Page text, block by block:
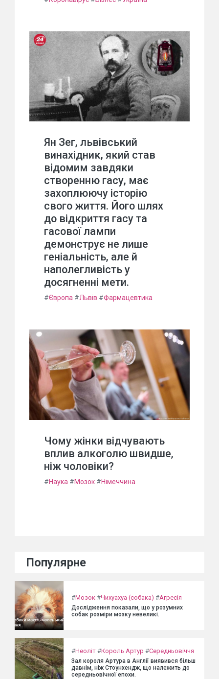
Ян Зег, львівський
винахідник, який став
відомим завдяки
створенню гасу, має
захоплюючу історію
свого життя. Його шлях
до відкриття гасу та
гасової лампи
демонструє не лише
геніальність, але й
наполегливість у
досягненні мети.
#Європа #Львів #Фармацевтика
Чому жінки відчувають
вплив алкоголю швидше,
ніж чоловіки?
#Наука #Мозок #Німеччина
Популярне
#Мозок #Чихуахуа (собака) #Агресія
Дослідження показали, що у розумних
собак розміри мозку невеликі.
#Неоліт #Король Артур #Середньовіччя
Зал короля Артура в Англії виявився більш
давнім, ніж Стоунхендж, що належить до
середньовічної епохи.